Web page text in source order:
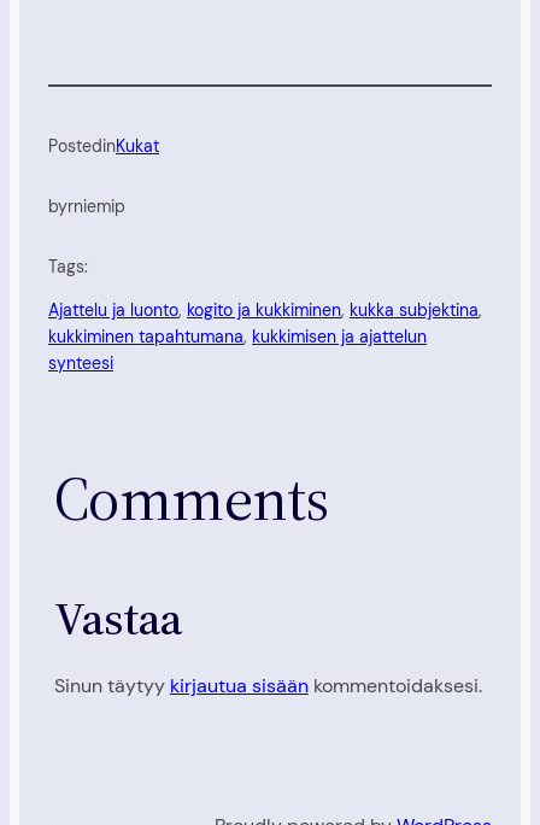
PostedinKukat
byrniemip
Tags:
Ajattelu ja luonto, kogito ja kukkiminen, kukka subjektina
kukkiminen tapahtumana, kukkimisen ja ajattelun
synteesi
Comments
Vastaa
Sinun täytyy kirjautua sisäänkommentoidaksesi.